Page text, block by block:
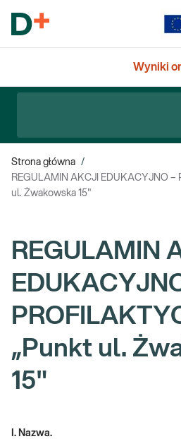
Wyniki
Strona główna /
REGULAMIN AKCJI EDUKACYJNO –
ul. Żwakowska 15"
REGULAMIN
„Punkt ul.
15"
I. Nazwa.